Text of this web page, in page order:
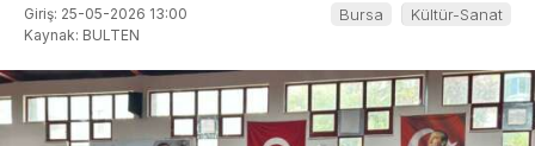
Giriş: 25-05-2026 13:00
Kaynak: BULTEN
Bursa Kültür-Sanat